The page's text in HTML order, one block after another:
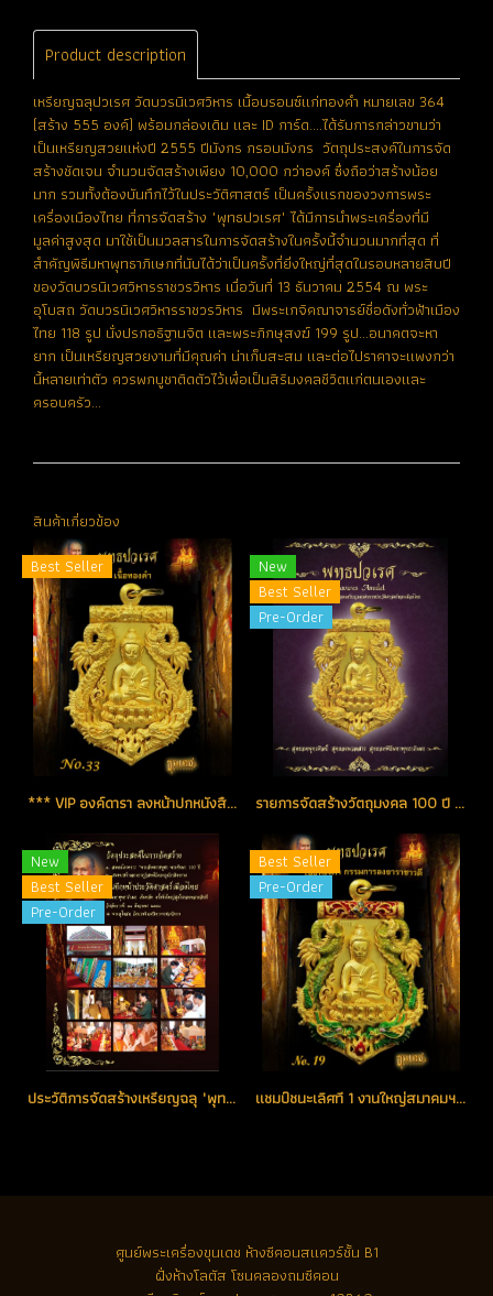
Product description
เหรียญฉลุปวเรศ วัดบวรนิเวศวิหาร เนื้อบรอนซ์แก่ทองคำ หมายเลข 364
(สร้าง 555 องค์) พร้อมกล่องเดิม และ ID การ์ด....ได้รับการกล่าวขานว่า
เป็นเหรียญสวยแห่งปี 2555 ปีมังกร กรอบมังกร วัตถุประสงค์ในการจัด
สร้างชัดเจน จำนวนจัดสร้างเพียง 10,000 กว่าองค์ ซึ่งถือว่าสร้างน้อย
มาก รวมทั้งต้องบันทึกไว้ในประวัติศาสตร์ เป็นครั้งแรกของวงการพระ
เครื่องเมืองไทย ที่การจัดสร้าง "พุทธปวเรศ" ได้มีการนำพระเครื่องที่มี
มูลค่าสูงสุด มาใช้เป็นมวลสารในการจัดสร้างในครั้งนี้จำนวนมากที่สุด ที่
สำคัญพิธีมหาพุทธาภิเษกที่นับได้ว่าเป็นครั้งที่ยิ่งใหญ่ที่สุดในรอบหลายสิบปี
ของวัดบวรนิเวศวิหารราชวรวิหาร เมื่อวันที่ 13 ธันวาคม 2554 ณ พระ
อุโบสถ วัดบวรนิเวศวิหารราชวรวิหาร มีพระเกจิคณาจารย์ชื่อดังทั่วฟ้าเมือง
ไทย 118 รูป นั่งปรกอธิฐานจิต และพระภิกษุสงฆ์ 199 รูป...อนาคตจะหา
ยาก เป็นเหรียญสวยงามที่มีคุณค่า น่าเก็บสะสม และต่อไปราคาจะแพงกว่า
นี้หลายเท่าตัว ควรพกบูชาติดตัวไว้เพื่อเป็นสิริมงคลชีวิตแก่ตนเองและ
ครอบครัว...
สินค้าเกี่ยวข้อง
Best Seller
*** VIP องค์ดารา ลงหน้าปกหนังสือสูจิบัตร และรางวัลแชมป์ชนะเลิศที่ 1 เหรียญฉลุปวเรศ เนื้อทองคำ No.33 (ขายแล้ว)
New
Best Seller
Pre-Order
รายการจัดสร้างวัตถุมงคล 100 ปี พระสังฆราช พุทธปวเรศ วัดบวรนิเวศวิหาร
New
Best Seller
Pre-Order
ประวัติการจัดสร้างเหรียญฉลุ "พุทธปวเรศ" วัดบวรนิเวศราชวรวิหาร
Best Seller
Pre-Order
แชมป์ชนะเลิศที 1 งานใหญ่สมาคมฯ เป็น "ชุดดารา" ชุดทองคำกรรมการลงยาราชาวดี สีเขียว No.19 สร้างน้อย หายากสุด (ขายแล้ว)
ศูนย์พระเครื่องขุนเดช ห้างซีคอนสแควร์ชั้น B1
ฝั่งห้างโลตัส โซนคลองถมซีคอน